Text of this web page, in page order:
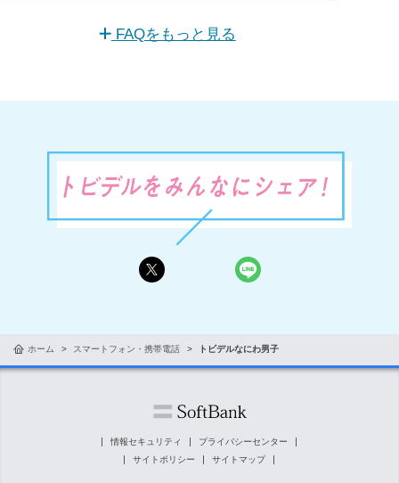
ホーム スマートフォン・携帯電話 トビデルなにわ男子
情報セキュリティ
プライバシーセンター
サイトポリシー
サイトマップ